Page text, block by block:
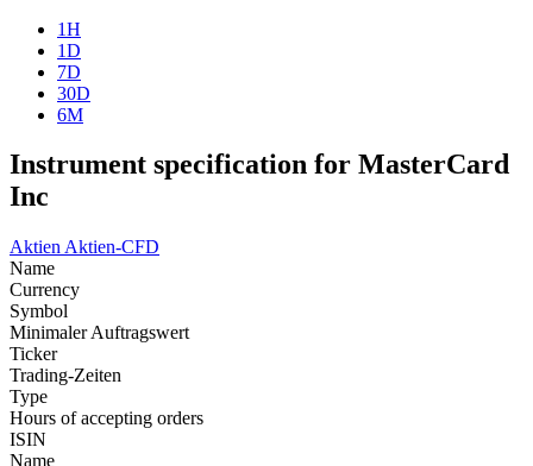
1H
1D
7D
30D
6M
Instrument specification for MasterCard
Inc
Aktien Aktien-CFD
Name
Currency
Symbol
Minimaler Auftragswert
Ticker
Trading-Zeiten
Type
Hours of accepting orders
ISIN
Name